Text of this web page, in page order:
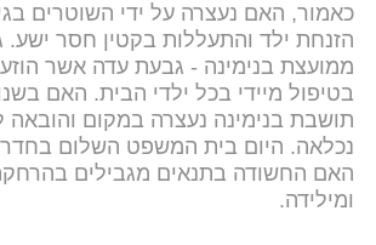
כאמור, האם נעצרה על ידי השוטרים
הזנחת ילד והתעללות בקטין חסר ישע.
ממועצת בנימינה - גבעת עדה אשר
תושבת בנימינה נעצרה במקום
נכלאה. היום בית המשפט השלום
האם החשודה בתנאים מגבילים
ומילידה.